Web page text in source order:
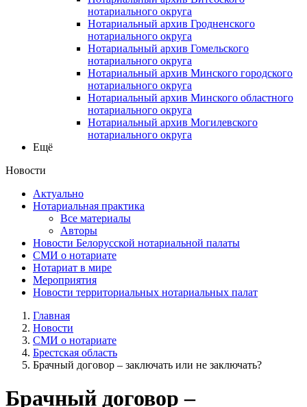
нотариального округа
Нотариальный архив Гродненского
нотариального округа
Нотариальный архив Гомельского
нотариального округа
Нотариальный архив Минского городского
нотариального округа
Нотариальный архив Минского областного
нотариального округа
Нотариальный архив Могилевского
нотариального округа
Ещё
Новости
Актуально
Нотариальная практика
Все материалы
Авторы
Новости Белорусской нотариальной палаты
СМИ о нотариате
Нотариат в мире
Мероприятия
Новости территориальных нотариальных палат
Главная
Новости
СМИ о нотариате
Брестская область
Брачный договор – заключать или не заключать?
Брачный договор –